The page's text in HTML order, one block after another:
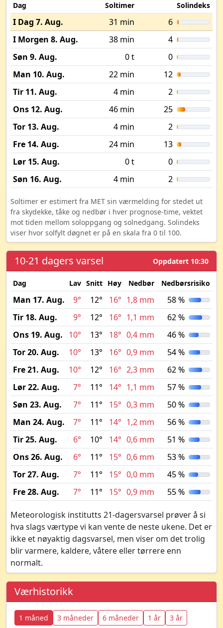
Dag Soltimer Solindeks
I Dag 7. Aug. 31 min
6
I Morgen 8. Aug.
38 min
4
Søn 9. Aug.
0 t
0
Man 10. Aug.
22 min
12
Tir 11. Aug.
4 min
2
Ons 12. Aug.
46 min
25
Tor 13. Aug.
4 min
2
Fre 14. Aug.
24 min
13
Lør 15. Aug.
0 t
0
Søn 16. Aug.
4 min 2
Soltimer er estimert fra MET sin værmelding for stedet ut
fra skydekke, tåke og nedbør i hver prognose-time, vektet
mot tiden mellom soloppgang og solnedgang. Solindeks
viser hvor solfylt døgnet er på en skala fra 0 til 100.
10-21 dagers varsel Oppdatert 10:30
Dag Lav Snitt Høy Nedbør Nedbørsrisiko
Man 17. Aug. 9° 12° 16° 1,8 mm
58 %
Tir 18. Aug.
9° 12° 16° 1,1 mm
62 %
Ons 19. Aug.
10° 13° 18° 0,4 mm
46 %
Tor 20. Aug.
10° 13° 16° 0,9 mm
54 %
Fre 21. Aug.
10° 12° 16° 2,3 mm
62 %
Lør 22. Aug.
7° 11° 14° 1,1 mm
57 %
Søn 23. Aug.
7° 11° 15° 0,3 mm
50 %
Man 24. Aug.
7° 11° 14° 1,2 mm
56 %
Tir 25. Aug.
6° 10° 14° 0,6 mm
51 %
Ons 26. Aug.
6° 11° 15° 0,6 mm
53 %
Tor 27. Aug.
7° 11° 15° 0,0 mm
45 %
Fre 28. Aug.
7° 11° 15° 0,9 mm 55 %
Meteorologisk institutts 21-dagersvarsel prøver å si
hva slags værtype vi kan vente de neste ukene. Det er
ikke et nøyaktig dagsvarsel, men viser om det trolig
blir varmere, kaldere, våtere eller tørrere enn
normalt.
Værhistorikk
1 måned 3 måneder 6 måneder 1 år 3 år